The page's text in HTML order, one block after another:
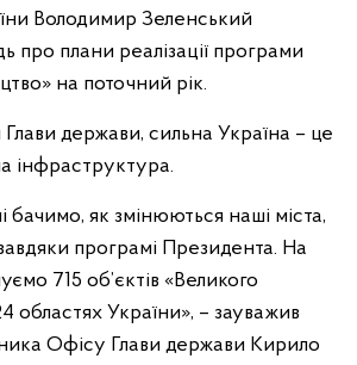
Володимир Зеленський
про плани реалізації програми
на поточний рік.
держави, сильна Україна – це
інфраструктура.
бачимо, як змінюються наші міста,
програмі Президента. На
715 об’єктів «Великого
областях України», – зауважив
Офісу Глави держави Кирило